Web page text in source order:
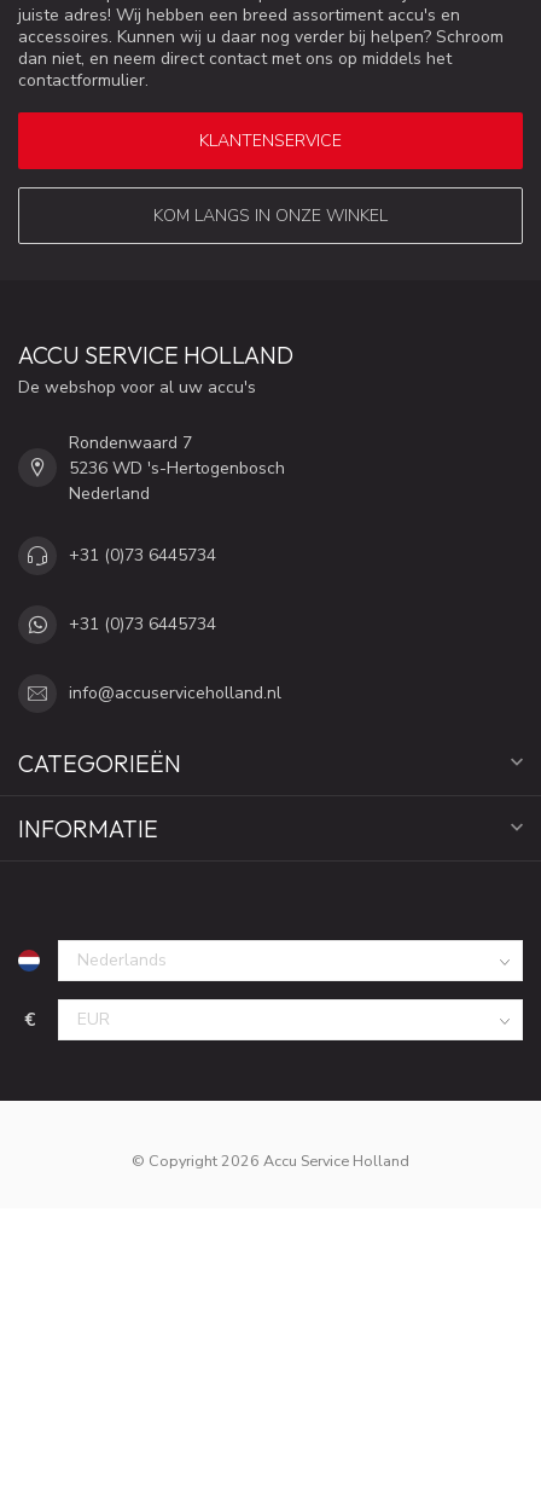
juiste adres! Wij hebben een breed assortiment accu's en
accessoires. Kunnen wij u daar nog verder bij helpen? Schroom
dan niet, en neem direct contact met ons op middels het
contactformulier.
KLANTENSERVICE
KOM LANGS IN ONZE WINKEL
ACCU SERVICE HOLLAND
De webshop voor al uw accu's
Rondenwaard 7
5236 WD 's-Hertogenbosch
Nederland
+31 (0)73 6445734
+31 (0)73 6445734
info@accuserviceholland.nl
CATEGORIEËN
INFORMATIE
€
© Copyright 2026 Accu Service Holland